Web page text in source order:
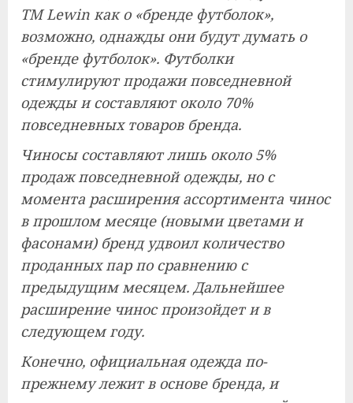
TM Lewin как о «бренде футболок»,
возможно, однажды они будут думать о
«бренде футболок». Футболки
стимулируют продажи повседневной
одежды и составляют около 70%
повседневных товаров бренда.
Чиносы составляют лишь около 5%
продаж повседневной одежды, но с
момента расширения ассортимента чинос
в прошлом месяце (новыми цветами и
фасонами) бренд удвоил количество
проданных пар по сравнению с
предыдущим месяцем. Дальнейшее
расширение чинос произойдет и в
следующем году.
Конечно, официальная одежда по-
прежнему лежит в основе бренда, и